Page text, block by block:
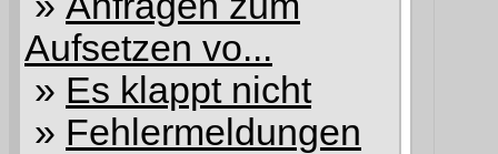
Aufsetzen vo...
» Es klappt nicht
» Fehlermeldungen